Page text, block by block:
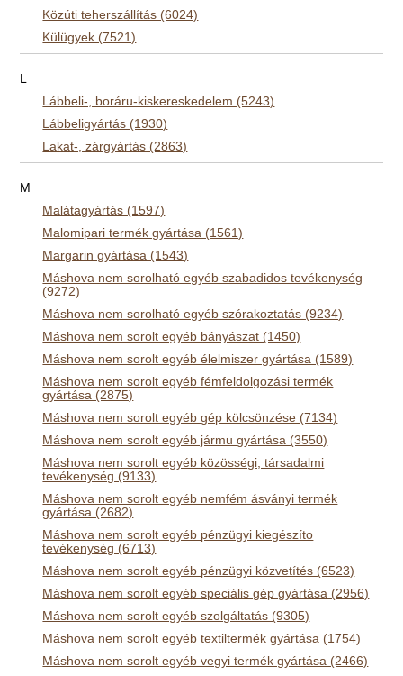
Közúti teherszállítás (6024)
Külügyek (7521)
L
Lábbeli-, boráru-kiskereskedelem (5243)
Lábbeligyártás (1930)
Lakat-, zárgyártás (2863)
M
Malátagyártás (1597)
Malomipari termék gyártása (1561)
Margarin gyártása (1543)
Máshova nem sorolható egyéb szabadidos tevékenység
(9272)
Máshova nem sorolható egyéb szórakoztatás (9234)
Máshova nem sorolt egyéb bányászat (1450)
Máshova nem sorolt egyéb élelmiszer gyártása (1589)
Máshova nem sorolt egyéb fémfeldolgozási termék
gyártása (2875)
Máshova nem sorolt egyéb gép kölcsönzése (7134)
Máshova nem sorolt egyéb jármu gyártása (3550)
Máshova nem sorolt egyéb közösségi, társadalmi
tevékenység (9133)
Máshova nem sorolt egyéb nemfém ásványi termék
gyártása (2682)
Máshova nem sorolt egyéb pénzügyi kiegészíto
tevékenység (6713)
Máshova nem sorolt egyéb pénzügyi közvetítés (6523)
Máshova nem sorolt egyéb speciális gép gyártása (2956)
Máshova nem sorolt egyéb szolgáltatás (9305)
Máshova nem sorolt egyéb textiltermék gyártása (1754)
Máshova nem sorolt egyéb vegyi termék gyártása (2466)